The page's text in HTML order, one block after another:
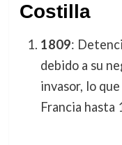
Costilla
1809:
debido a su
invasor, lo
Francia hasta